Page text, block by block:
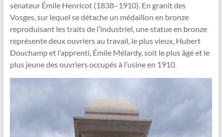
sénateur Émile Henricot (1838–1910). En granit des
Vosges, sur lequel se détache un médaillon en bronze
reproduisant les traits de l’industriel, une statue en bronze
représente deux ouvriers au travail, le plus vieux, Hubert
Douchamp et l’apprenti, Émile Mélardy, soit le plus âgé et le
plus jeune des ouvriers occupés à l’usine en 1910.